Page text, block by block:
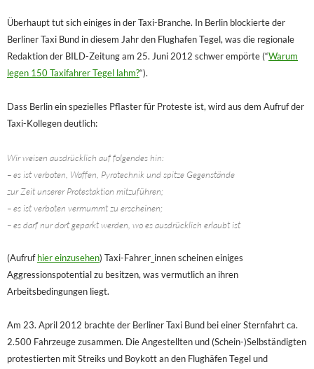
Überhaupt tut sich einiges in der Taxi-Branche. In Berlin blockierte der
Berliner Taxi Bund in diesem Jahr den Flughafen Tegel, was die regionale
Redaktion der BILD-Zeitung am 25. Juni 2012 schwer empörte (“Warum
legen 150 Taxifahrer Tegel lahm?“).
Dass Berlin ein spezielles Pflaster für Proteste ist, wird aus dem Aufruf der
Taxi-Kollegen deutlich:
Wir weisen ausdrücklich auf folgendes hin:
– es ist verboten, Waffen, Pyrotechnik und spitze Gegenstände
zur Zeit unserer Protestaktion mitzuführen;
– es ist verboten vermummt zu erscheinen;
– es darf nur dort geparkt werden, wo es ausdrücklich erlaubt ist
(Aufrufhier einzusehen) Taxi-Fahrer_innen scheinen einiges
Aggressionspotential zu besitzen, was vermutlich an ihren
Arbeitsbedingungen liegt.
Am 23. April 2012 brachte der Berliner Taxi Bund bei einer Sternfahrt ca.
2.500 Fahrzeuge zusammen. Die Angestellten und (Schein-)Selbständigten
protestierten mit Streiks und Boykott an den Flughäfen Tegel und